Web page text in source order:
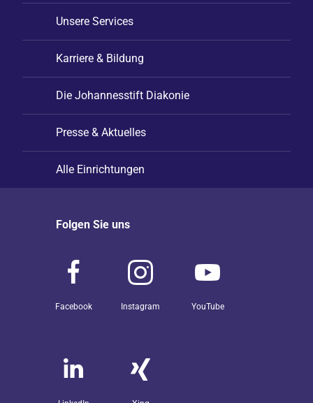
Unsere Services
Karriere & Bildung
Die Johannesstift Diakonie
Presse & Aktuelles
Alle Einrichtungen
Folgen Sie uns
Facebook Instagram YouTube